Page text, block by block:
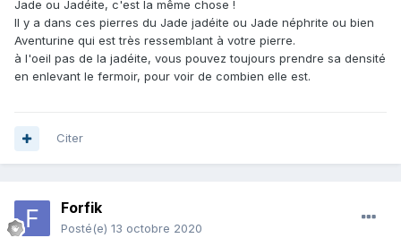
Jade ou Jadéite, c'est la même chose !
Il y a dans ces pierres du Jade jadéite ou Jade néphrite ou bien
Aventurine qui est très ressemblant à votre pierre.
à l'oeil pas de la jadéite, vous pouvez toujours prendre sa densité
en enlevant le fermoir, pour voir de combien elle est.
Citer
Forfik
Posté(e) 13 octobre 2020